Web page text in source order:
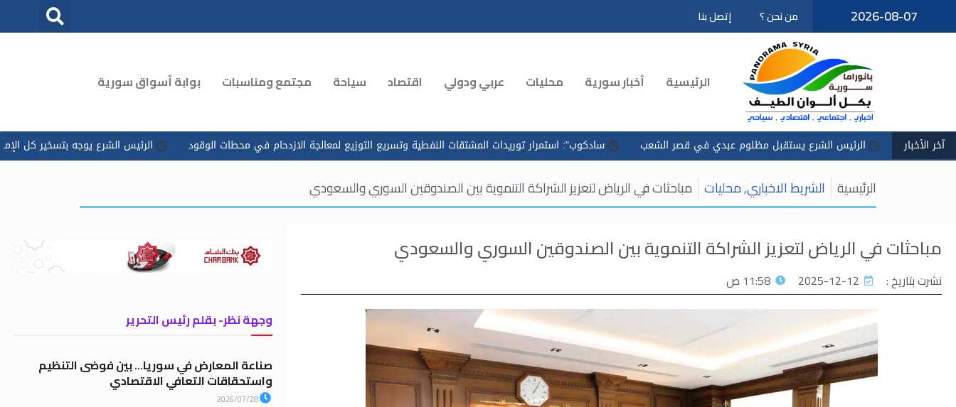
تخطى
2026-08-07 من نحن ؟ إتصل بنا
الرئيسية أخبار سورية محليات عربي ودولي اقتصاد سياحة مجتمع ومناسبات بوابة أسواق سورية
آخر الأخبار
الرئيس الشرع يستقبل مظلوم عبدي في قصر الشعب سادكوب": استمرار توريدات المشتقات النفطية وتسريع التوزيع لمعالجة الازدحام في محطات الوقود الرئيس الشرع يوجه بتسخير كل الإمكانات
الرئيسية الشريط الاخباري,محليات مباحثات في الرياض لتعزيز الشراكة التنموية بين الصندوقين السوري والسعودي
مباحثات في الرياض لتعزيز الشراكة التنموية بين الصندوقين السوري والسعودي
نشرت بتاريخ : 2025-12-12 11:58 ص
وجهة نظر- بقلم رئيس التحرير
صناعة المعارض في سوريا… بين فوضى التنظيم
واستحقاقات التعافي الاقتصادي
2026/07/28